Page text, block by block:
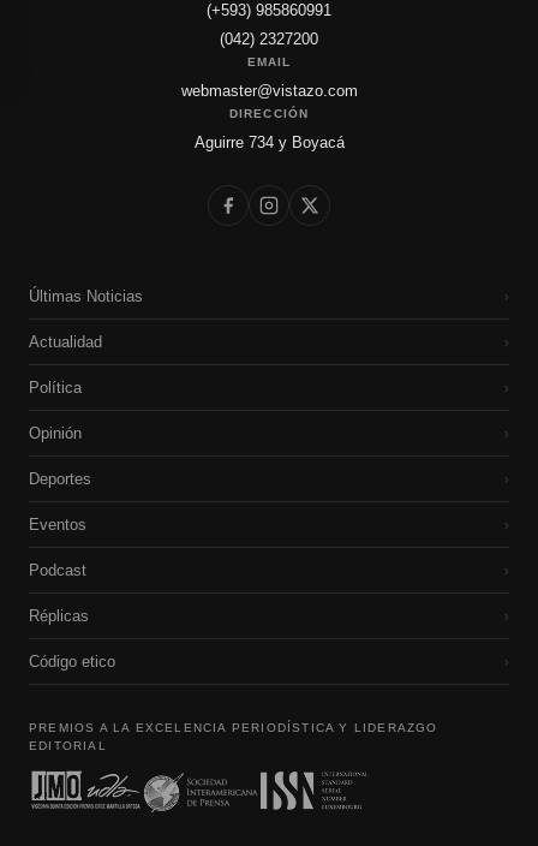
(+593) 985860991
(042) 2327200
EMAIL
webmaster@vistazo.com
DIRECCIÓN
Aguirre 734 y Boyacá
Últimas Noticias ›
Actualidad ›
Política ›
Opinión ›
Deportes ›
Eventos ›
Podcast ›
Réplicas ›
Código etico ›
PREMIOS A LA EXCELENCIA PERIODÍSTICA Y LIDERAZGO
EDITORIAL